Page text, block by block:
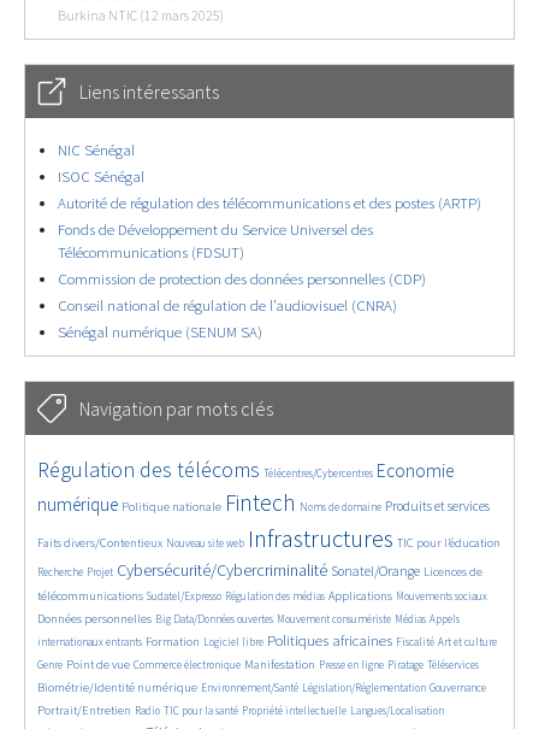
Burkina NTIC (12 mars 2025)
Liens intéressants
NIC Sénégal
ISOC Sénégal
Autorité de régulation des télécommunications et des postes (ARTP)
Fonds de Développement du Service Universel des
Télécommunications (FDSUT)
Commission de protection des données personnelles (CDP)
Conseil national de régulation de l’audiovisuel (CNRA)
Sénégal numérique (SENUM SA)
Navigation par mots clés
4757/5698
Régulation des télécoms
360/5698 Télécentres/Cybercentres
3804/5698
Economie
numérique
1878/5698 Politique nationale
5279/5698 Fintech
685/5698 Noms de domaine
2467/5698 Produits et services
1609/5698
Faits divers/Contentieux Nouveau site web Infrastructures TIC pour l’éducation
Recherche
253/5698Projet
3566/5698 Cybersécurité/Cybercriminalité
2323/5698 Sonatel/Orange
1644/5698
Licences de
télécommunications
302/5698 Sudatel/Expresso
1032/5698 Régulation des médias
1558/5698 Applications
1087/5698 Mouvements sociaux
1674/5698
Données personnelles
143/5698 Big Data/Données ouvertes
615/5698 Mouvement consumériste
378/5698 Médias
684/5698
Appels
internationaux entrants
1756/5698 Formation
100/5698 Logiciel libre
2643/5698 Politiques africaines
1132/5698 Fiscalité
180/5698 Art et culture
597/5698
Genre
1859/5698Point de vue
1061/5698 Commerce électronique
1640/5698 Manifestation
331/5698 Presse en ligne
129/5698 Piratage
207/5698 Téléservices
1243/5698
Biométrie/Identité numérique
380/5698 Environnement/Santé
354/5698 Législation/Réglementation
377/5698 Gouvernance
1888/5698
Portrait/Entretien
150/5698 Radio
846/5698 TIC pour la santé
306/5698 Propriété intellectuelle
58/5698 Langues/Localisation
1175/5698